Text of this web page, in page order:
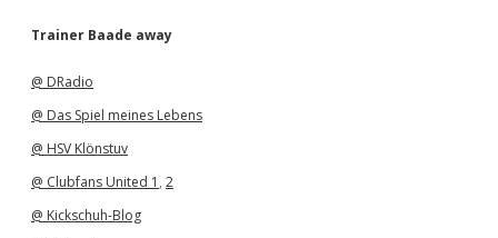
h
Trainer Baade away
@ DRadio
@ Das Spiel meines Lebens
@ HSV Klönstuv
@ Clubfans United 1 , 2
@ Kickschuh-Blog